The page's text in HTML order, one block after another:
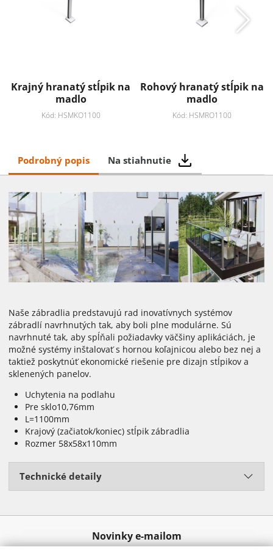
Krajný hranatý stĺpik na
madlo
Kód: HSMKO1100
Rohový hranatý stĺpik na
madlo
Kód: HSMRO1100
Podrobný popis Na stiahnutie
Naše zábradlia predstavujú rad inovatívnych systémov
zábradlí navrhnutých tak, aby boli plne modulárne. Sú
navrhnuté tak, aby spĺňali požiadavky väčšiny aplikáciách, je
možné systémy inštalovať s hornou koľajnicou alebo bez nej a
taktiež poskytnúť ekonomické riešenie pre dizajn stĺpikov a
sklenených panelov.
Uchytenia na podlahu
Pre sklo10,76mm
L=1100mm
Krajový (začiatok/koniec) stĺpik zábradlia
Rozmer 58x58x110mm
Technické detaily
Novinky e-mailom